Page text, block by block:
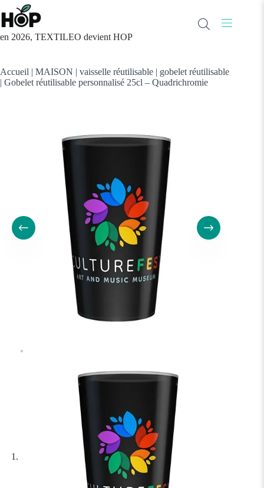
Passer
au
contenu
en 2026, TEXTILEO devient HOP
Accueil | MAISON | vaisselle réutilisable | gobelet réutilisable
| Gobelet réutilisable personnalisé 25cl – Quadrichromie